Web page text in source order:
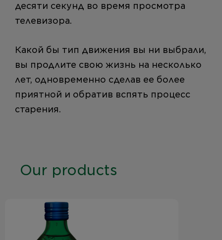
десяти секунд во время просмотра
телевизора.
Какой бы тип движения вы ни выбрали,
вы продлите свою жизнь на несколько
лет, одновременно сделав ее более
приятной и обратив вспять процесс
старения.
Our products